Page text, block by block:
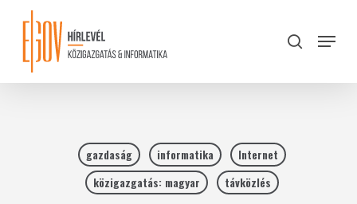
content
search
Menu
gazdaság informatika
Internet
közigazgatás: magyar
távközlés
Close